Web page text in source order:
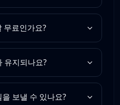
료인가요?
유지되나요?
보낼 수 있나요?